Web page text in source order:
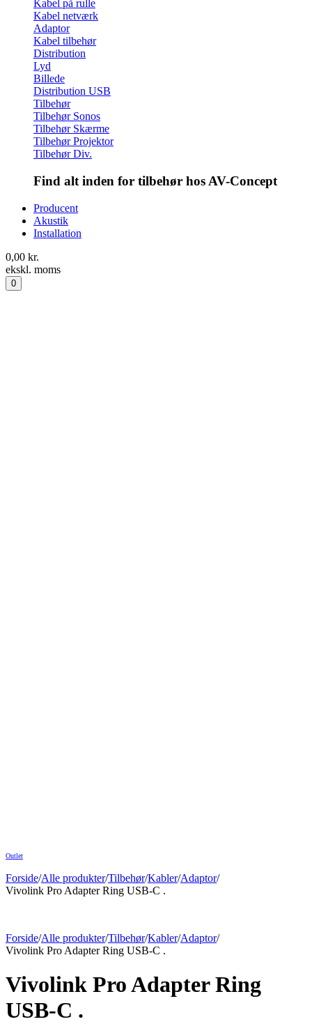
Kabel på rulle
Kabel netværk
Adaptor
Kabel tilbehør
Distribution
Lyd
Billede
Distribution USB
Tilbehør
Tilbehør Sonos
Tilbehør Skærme
Tilbehør Projektor
Tilbehør Div.
Find alt inden for tilbehør hos AV-Concept
Producent
Akustik
Installation
0,00 kr.
ekskl. moms
0
Outlet
Forside/Alle produkter/Tilbehør/Kabler/Adaptor/
Vivolink Pro Adapter Ring USB-C .
Forside/Alle produkter/Tilbehør/Kabler/Adaptor/
Vivolink Pro Adapter Ring USB-C .
Vivolink Pro Adapter Ring
USB-C .